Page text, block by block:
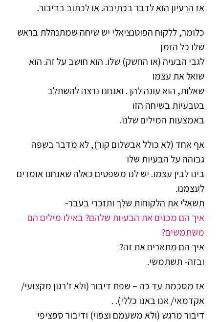
אז הרעיון הוא לדבר בכתיבה. או לכתוב בדיבור.
כלומר, ללקוח הפוטנציאלי יש שיחה שמתנהלת בראש
שלו כל הזמן
לגבי הבעיה (או החשק) שלו. הוא חושב על זה. הוא
שואל את עצמו
שאלות, הוא עונה להן . ואנחנו נרצה להשתלב
בטבעיות בשיחה הזו
באמצעות המילים שלנו.
אף אחד (לא כולל אבשלום קור), לא מדבר בשפה
גבוהה על הבעיות שלו
בינו לבין עצמו. יש לנו משפטים כאלה שאנחנו אומרים
לעצמנו.
תשאלי את הלקוחות שלך ותזכרי בעבר-
איך הם מכנים את הבעיות שלהם? באילו מילים הם
משתמשים?
איך הם מתארים את זה?
ובזה- תשתמשי.
אז מסכמת עד כה – שפת דיבור (ולא ז'רגון מקצועי/
אקדמאי/ אנו באנו כללי). .
דיבור מרגש (ולא משעמם וצפוי) ודיבור ספציפי